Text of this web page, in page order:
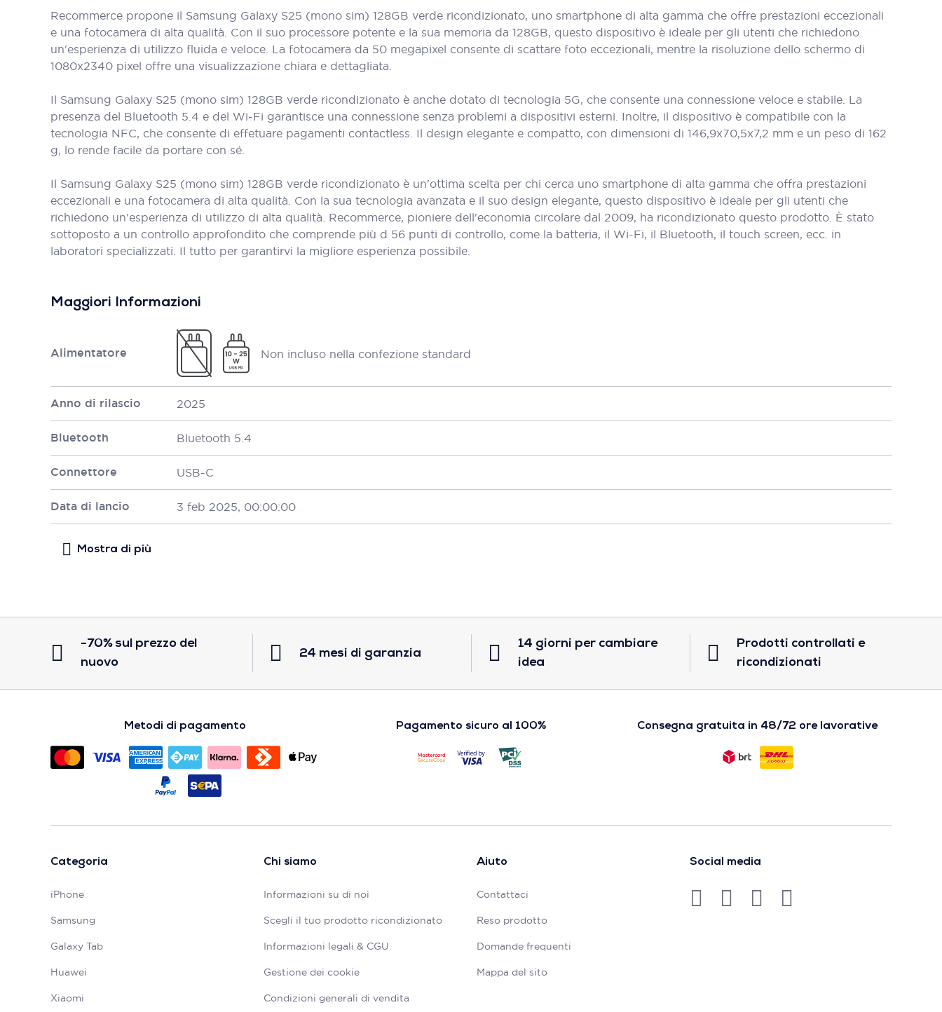
Recommerce propone il Samsung Galaxy S25 (mono sim) 128GB verde ricondizionato, uno smartphone di alta gamma che offre prestazioni eccezionali
e una fotocamera di alta qualità. Con il suo processore potente e la sua memoria da 128GB, questo dispositivo è ideale per gli utenti che richiedono
un'esperienza di utilizzo fluida e veloce. La fotocamera da 50 megapixel consente di scattare foto eccezionali, mentre la risoluzione dello schermo di
1080x2340 pixel offre una visualizzazione chiara e dettagliata.
Il Samsung Galaxy S25 (mono sim) 128GB verde ricondizionato è anche dotato di tecnologia 5G, che consente una connessione veloce e stabile. La
presenza del Bluetooth 5.4 e del Wi-Fi garantisce una connessione senza problemi a dispositivi esterni. Inoltre, il dispositivo è compatibile con la
tecnologia NFC, che consente di effetuare pagamenti contactless. Il design elegante e compatto, con dimensioni di 146,9x70,5x7,2 mm e un peso di 162
g, lo rende facile da portare con sé.
Il Samsung Galaxy S25 (mono sim) 128GB verde ricondizionato è un'ottima scelta per chi cerca uno smartphone di alta gamma che offra prestazioni
eccezionali e una fotocamera di alta qualità. Con la sua tecnologia avanzata e il suo design elegante, questo dispositivo è ideale per gli utenti che
richiedono un'esperienza di utilizzo di alta qualità. Recommerce, pioniere dell'economia circolare dal 2009, ha ricondizionato questo prodotto. È stato
sottoposto a un controllo approfondito che comprende più d 56 punti di controllo, come la batteria, il Wi-Fi, il Bluetooth, il touch screen, ecc. in
laboratori specializzati. Il tutto per garantirvi la migliore esperienza possibile.
Maggiori Informazioni
Alimentatore Non incluso nella confezione standard
Anno di rilascio 2025
Bluetooth Bluetooth 5.4
Connettore USB-C
Data di lancio 3 feb 2025, 00:00:00
-70% sul prezzo del
nuovo
24 mesi di garanzia
14 giorni per cambiare
idea
Prodotti controllati e
ricondizionati
Metodi di pagamento Pagamento sicuro al 100% Consegna gratuita in 48/72 ore lavorative
Categoria
iPhone
Samsung
Galaxy Tab
Huawei
Xiaomi
Chi siamo
Informazioni su di noi
Scegli il tuo prodotto ricondizionato
Informazioni legali & CGU
Gestione dei cookie
Condizioni generali di vendita
Aiuto
Contattaci
Reso prodotto
Domande frequenti
Mappa del sito
Social media